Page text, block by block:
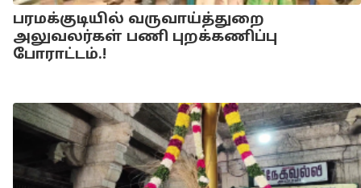
பரமக்குடியில் வருவாய்த்துறை
அலுவலர்கள் பணி புறக்கணிப்பு
போராட்டம்.!